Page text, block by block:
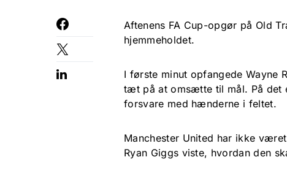
Aftenens FA Cup-opgør på Old
hjemmeholdet.
I første minut opfangede Wayne
tæt på at omsætte til mål. På det
forsvare med hænderne i feltet.
Manchester United har ikke
Ryan Giggs viste, hvordan den